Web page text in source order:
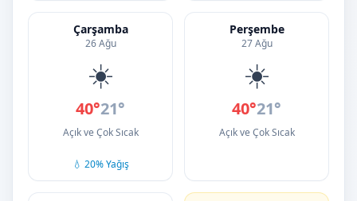
Çarşamba
26 Ağu
☀️
40°21°
Açık ve Çok Sıcak
💧 20% Yağış
Perşembe
27 Ağu
☀️
40°21°
Açık ve Çok Sıcak